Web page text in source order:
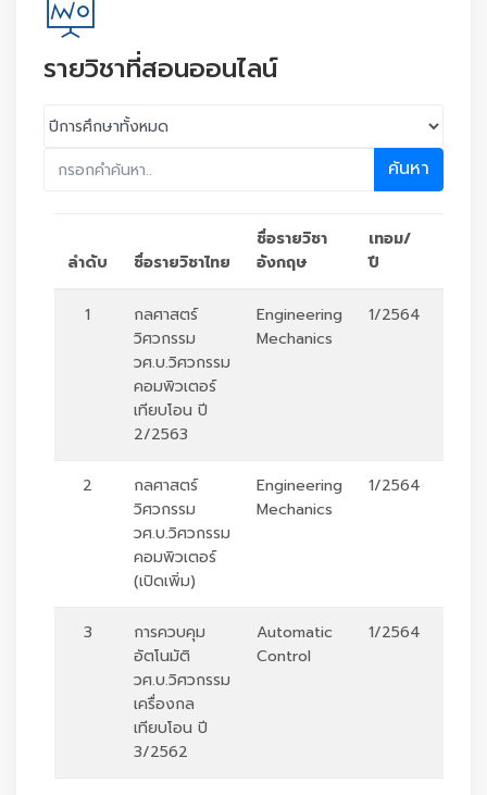
รายวิชาที่สอนออนไลน์
ค้นหา
ลำดับ ชื่อรายวิชาไทย
ชื่อรายวิชา
อังกฤษ
เทอม/
ปี
1
กลศาสตร์
วิศวกรรม
วศ.บ.วิศวกรรม
คอมพิวเตอร์
เทียบโอน ปี
2/2563
Engineering
Mechanics
1/2564
2
กลศาสตร์
วิศวกรรม
วศ.บ.วิศวกรรม
คอมพิวเตอร์
(เปิดเพิ่ม)
Engineering
Mechanics
1/2564
3
การควบคุม
อัตโนมัติ
วศ.บ.วิศวกรรม
เครื่องกล
เทียบโอน ปี
3/2562
Automatic
Control
1/2564